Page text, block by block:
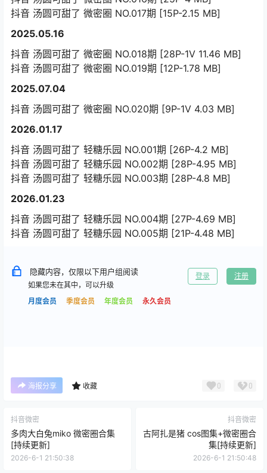
抖音 汤圆可甜了 微密圈 NO.017期 [15P-2.15 MB]
2025.05.16
抖音 汤圆可甜了 微密圈 NO.018期 [28P-1V 11.46 MB]
抖音 汤圆可甜了 微密圈 NO.019期 [12P-1.78 MB]
2025.07.04
抖音 汤圆可甜了 微密圈 NO.020期 [9P-1V 4.03 MB]
2026.01.17
抖音 汤圆可甜了 轻糖乐园 NO.001期 [26P-4.2 MB]
抖音 汤圆可甜了 轻糖乐园 NO.002期 [28P-4.95 MB]
抖音 汤圆可甜了 轻糖乐园 NO.003期 [28P-4.8 MB]
2026.01.23
抖音 汤圆可甜了 轻糖乐园 NO.004期 [27P-4.69 MB]
抖音 汤圆可甜了 轻糖乐园 NO.005期 [21P-4.48 MB]
隐藏内容，仅限以下用户组阅读
如果您未在其中，可以升级
月度会员
季度会员 年度会员 永久会员
登录 注册
海报分享 收藏 0 0
抖音微密
多肉大白兔miko 微密圈合集
[持续更新]
2026-6-1 21:50:38
抖音微密
古阿扎是猪 cos图集+微密圈合
集[持续更新]
2026-6-1 21:50:48